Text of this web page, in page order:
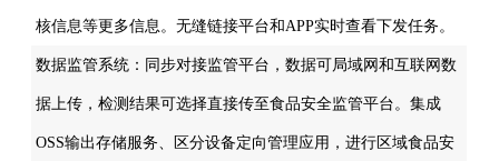
核信息等更多信息。无缝链接平台和APP实时查看下发任务。
数据监管系统：同步对接监管平台，数据可局域网和互联网数
据上传，检测结果可选择直接传至食品安全监管平台。集成
OSS输出存储服务、区分设备定向管理应用，进行区域食品安